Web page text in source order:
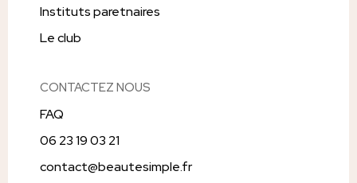
Instituts paretnaires
Le club
CONTACTEZ NOUS
FAQ
06 23 19 03 21
contact@beautesimple.fr